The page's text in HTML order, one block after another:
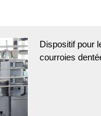
Dispositif pour
courroies